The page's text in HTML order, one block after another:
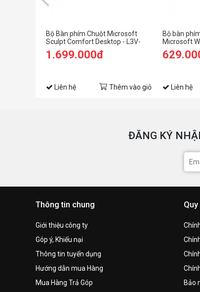
Bộ Bàn phím Chuột Microsoft
Sculpt Comfort Desktop - L3V-
00027
1.699.000đ
Liên hệ Thêm vào giỏ
Bộ bàn
Microsoft
00018
Liên hệ
ĐĂNG KÝ
Thông tin chung
Giới thiệu công ty
Góp ý, Khiếu nại
Thông tin tuyển dụng
Hướng dẫn mua Hàng
Mua Hàng Trả Góp
Bảo